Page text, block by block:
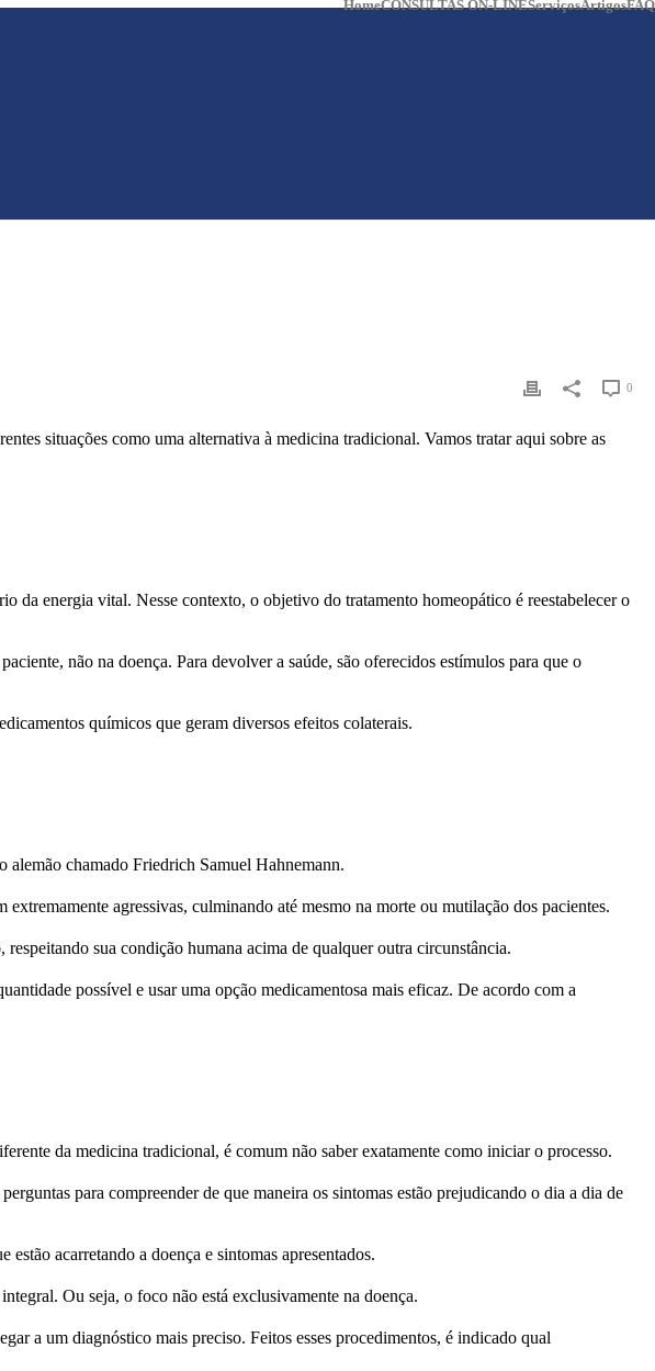
HomeCONSULTAS ON-LINEServiçosArtigosFAQ
0
situações como uma alternativa à medicina tradicional. Vamos tratar aqui sobre as
da energia vital. Nesse contexto, o objetivo do tratamento homeopático é reestabelecer o
não na doença. Para devolver a saúde, são oferecidos estímulos para que o
químicos que geram diversos efeitos colaterais.
alemão chamado Friedrich Samuel Hahnemann.
agressivas, culminando até mesmo na morte ou mutilação dos pacientes.
sua condição humana acima de qualquer outra circunstância.
possível e usar uma opção medicamentosa mais eficaz. De acordo com a
da medicina tradicional, é comum não saber exatamente como iniciar o processo.
para compreender de que maneira os sintomas estão prejudicando o dia a dia de
acarretando a doença e sintomas apresentados.
Ou seja, o foco não está exclusivamente na doença.
a um diagnóstico mais preciso. Feitos esses procedimentos, é indicado qual